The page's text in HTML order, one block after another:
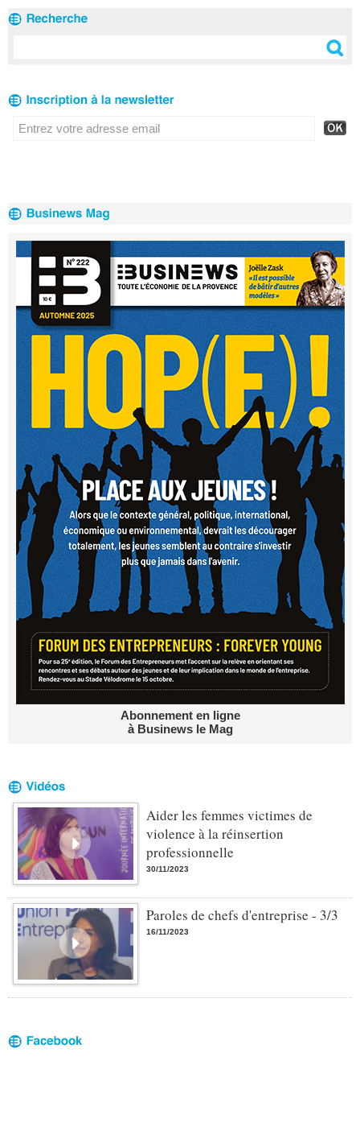
Abonnement en ligne
à Businews le Mag
Aider les femmes victimes de
violence à la réinsertion
professionnelle
30/11/2023
Paroles de chefs d'entreprise - 3/3
16/11/2023